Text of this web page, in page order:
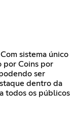
sistema único
por Coins por
ser
dentro da
todos os públicos